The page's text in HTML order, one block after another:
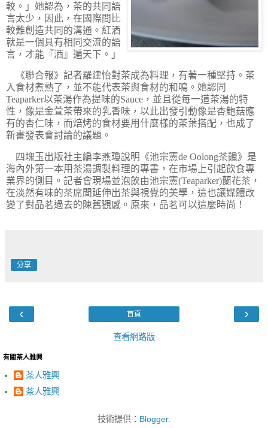
較。」 她認為，茶的共同語
言太少，因此，在國際間比
較難創造共同的溝通。紅酒
就是一個具有相同交流的語
言，才能『酒』遍天下。」
《聯合報》記者羅建怡對茶成為料理，有著一種堅持。茶
入食材煮熟了，並不能代表茶與食材的和鳴。她認同
Teaparker以茶湯作為提味的Sauce，並且從每一道茶湯的特
性，像是金萱茶帶來的乳香味，以此出發引動像是杏鮑菇應
有的杏仁味，而焙烤的食材要用什麼樣的茶葉搭配，也成了
新書發表會討論的議題。
四塊玉出版社主編李燕瓊說明《池宗憲de Oolong茶饞》是
海內外第一本用茶湯調製料理的專書，在市場上引起飲食專
業界的側目。記者會現場並泡飲由池宗憲(Teaparker)蘭花茶，
在淡然有味的茶席間延伸出茶與視覺的美學，這也讓媒體改
變了對品茗過去的陳舊觀感。原來，品茗可以這麼時尚！
分享
‹ ›
首頁
查看網路版
有關茶人雅興
茶人雅興
茶人雅興
技術提供： Blogger.